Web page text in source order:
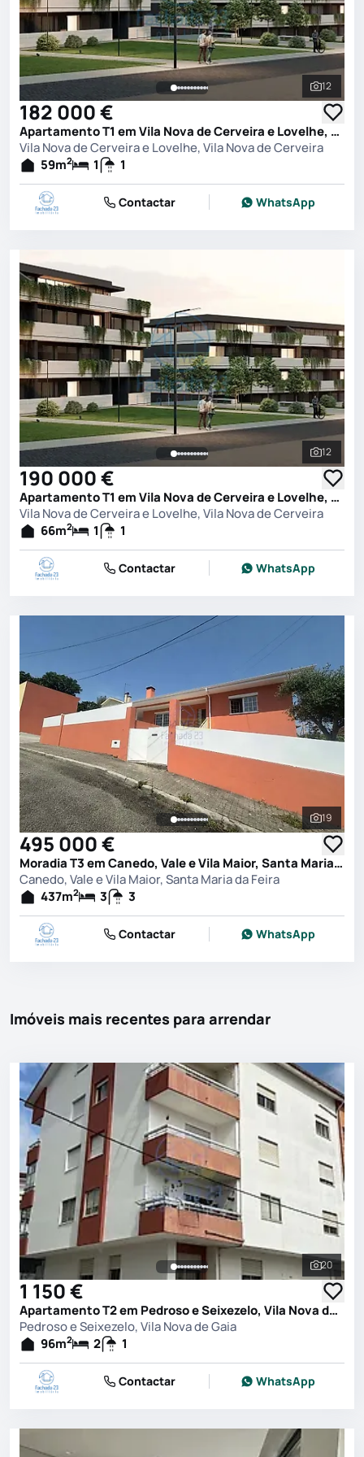
Ver
12
182 000 €
Apartamento T1 em Vila Nova de Cerveira e Lovelhe, Vila Nova de Cerveira
Vila Nova de Cerveira e Lovelhe, Vila Nova de Cerveira
59m2 1 1
Contactar WhatsApp
Ver
12
190 000 €
Apartamento T1 em Vila Nova de Cerveira e Lovelhe, Vila Nova de Cerveira
Vila Nova de Cerveira e Lovelhe, Vila Nova de Cerveira
66m2 1 1
Contactar WhatsApp
Ver
19
495 000 €
Moradia T3 em Canedo, Vale e Vila Maior, Santa Maria da Feira
Canedo, Vale e Vila Maior, Santa Maria da Feira
437m2 3 3
Contactar WhatsApp
Imóveis mais recentes para arrendar
Ver
20
1 150 €
Apartamento T2 em Pedroso e Seixezelo, Vila Nova de Gaia
Pedroso e Seixezelo, Vila Nova de Gaia
96m2 2 1
Contactar WhatsApp